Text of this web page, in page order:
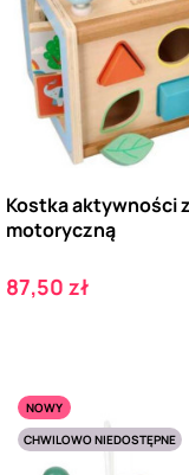
Kostka aktywności
motoryczną
Cena
87,50 zł
NOWY
CHWILOWO NIEDOSTĘPNE